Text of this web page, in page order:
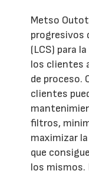
Metso
progresivos
(LCS) para
los clientes
de proceso.
clientes
filtros,
maximizar
que
los mismos.